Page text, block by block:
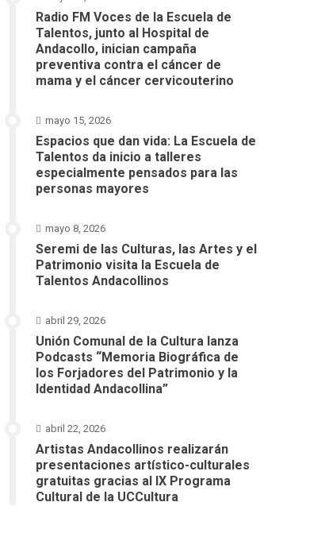
Radio FM Voces de la Escuela de
Talentos, junto al Hospital de
Andacollo, inician campaña
preventiva contra el cáncer de
mama y el cáncer cervicouterino
mayo 15, 2026
Espacios que dan vida: La Escuela de
Talentos da inicio a talleres
especialmente pensados para las
personas mayores
mayo 8, 2026
Seremi de las Culturas, las Artes y el
Patrimonio visita la Escuela de
Talentos Andacollinos
abril 29, 2026
Unión Comunal de la Cultura lanza
Podcasts “Memoria Biográfica de
los Forjadores del Patrimonio y la
Identidad Andacollina”
abril 22, 2026
Artistas Andacollinos realizarán
presentaciones artístico-culturales
gratuitas gracias al IX Programa
Cultural de la UCCultura